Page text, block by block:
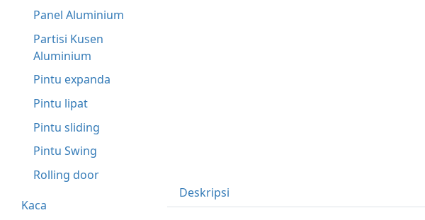
Panel Aluminium
Partisi Kusen
Aluminium
Pintu expanda
Pintu lipat
Pintu sliding
Pintu Swing
Rolling door
Kaca
Deskripsi